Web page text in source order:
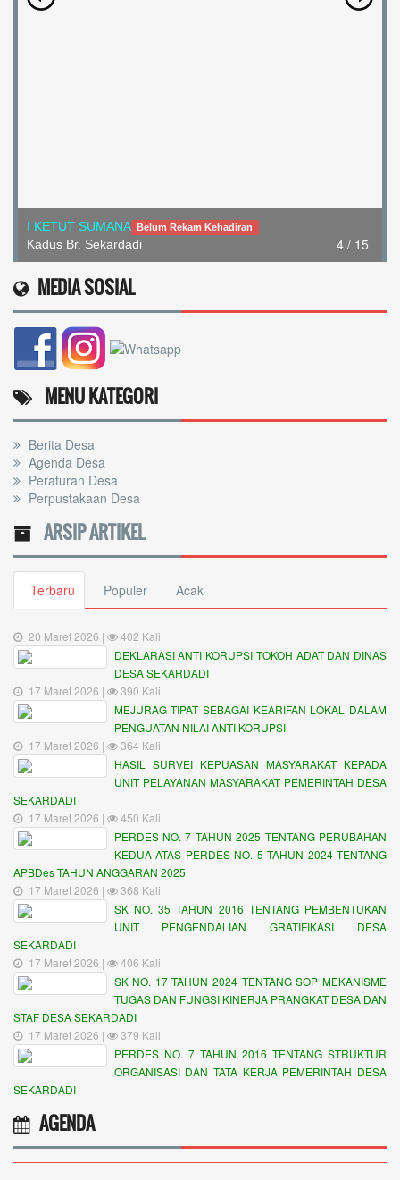
4 / 15
I KETUT SUMANA Belum Rekam Kehadiran
Kadus Br. Sekardadi
MEDIA SOSIAL
MENU KATEGORI
Berita Desa
Agenda Desa
Peraturan Desa
Perpustakaan Desa
ARSIP ARTIKEL
Terbaru Populer Acak
20 Maret 2026 |
402 Kali
DEKLARASI ANTI KORUPSI TOKOH ADAT DAN DINAS
DESA SEKARDADI
17 Maret 2026 |
390 Kali
MEJURAG TIPAT SEBAGAI KEARIFAN LOKAL DALAM
PENGUATAN NILAI ANTI KORUPSI
17 Maret 2026 |
364 Kali
HASIL SURVEI KEPUASAN MASYARAKAT KEPADA
UNIT PELAYANAN MASYARAKAT PEMERINTAH DESA
SEKARDADI
17 Maret 2026 |
450 Kali
PERDES NO. 7 TAHUN 2025 TENTANG PERUBAHAN
KEDUA ATAS PERDES NO. 5 TAHUN 2024 TENTANG
APBDes TAHUN ANGGARAN 2025
17 Maret 2026 |
368 Kali
SK NO. 35 TAHUN 2016 TENTANG PEMBENTUKAN
UNIT PENGENDALIAN GRATIFIKASI DESA
SEKARDADI
17 Maret 2026 |
406 Kali
SK NO. 17 TAHUN 2024 TENTANG SOP MEKANISME
TUGAS DAN FUNGSI KINERJA PRANGKAT DESA DAN
STAF DESA SEKARDADI
17 Maret 2026 |
379 Kali
PERDES NO. 7 TAHUN 2016 TENTANG STRUKTUR
ORGANISASI DAN TATA KERJA PEMERINTAH DESA
SEKARDADI
AGENDA